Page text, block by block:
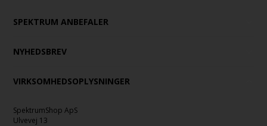
SPEKTRUM ANBEFALER
NYHEDSBREV
VIRKSOMHEDSOPLYSNINGER
SpektrumShop ApS
Ulvevej 13